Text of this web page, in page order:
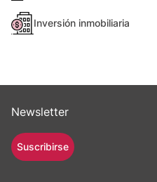
Inversión inmobiliaria
Newsletter
Suscribirse